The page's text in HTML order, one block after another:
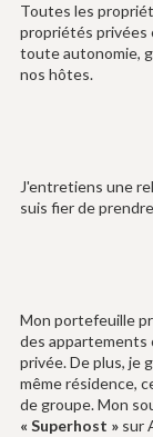
Toutes les
propriétés privées
toute autonomie,
nos hôtes.
J'entretiens une
suis fier de
Mon portefeuille
des appartements
privée. De plus, je
même résidence,
de groupe. Mon
« Superhost »sur